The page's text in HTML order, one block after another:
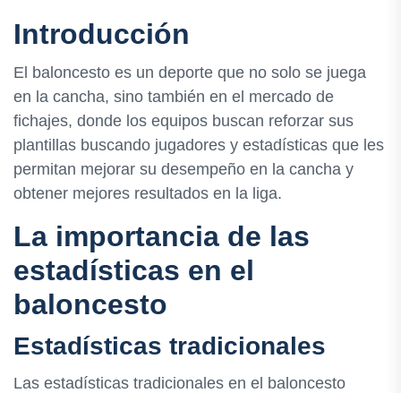
Introducción
El baloncesto es un deporte que no solo se juega
en la cancha, sino también en el mercado de
fichajes, donde los equipos buscan reforzar sus
plantillas buscando jugadores y estadísticas que les
permitan mejorar su desempeño en la cancha y
obtener mejores resultados en la liga.
La importancia de las
estadísticas en el
baloncesto
Estadísticas tradicionales
Las estadísticas tradicionales en el baloncesto